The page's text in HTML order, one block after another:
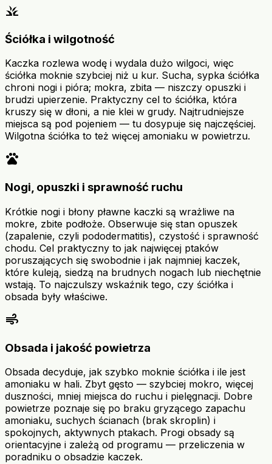
grass
Ściółka i wilgotność
Kaczka rozlewa wodę i wydala dużo wilgoci, więc
ściółka moknie szybciej niż u kur. Sucha, sypka ściółka
chroni nogi i pióra; mokra, zbita — niszczy opuszki i
brudzi upierzenie. Praktyczny cel to ściółka, która
kruszy się w dłoni, a nie klei w grudy. Najtrudniejsze
miejsca są pod pojeniem — tu dosypuje się najczęściej.
Wilgotna ściółka to też więcej amoniaku w powietrzu.
pets
Nogi, opuszki i sprawność ruchu
Krótkie nogi i błony pławne kaczki są wrażliwe na
mokre, zbite podłoże. Obserwuje się stan opuszek
(zapalenie, czyli pododermatitis), czystość i sprawność
chodu. Cel praktyczny to jak najwięcej ptaków
poruszających się swobodnie i jak najmniej kaczek,
które kuleją, siedzą na brudnych nogach lub niechętnie
wstają. To najczulszy wskaźnik tego, czy ściółka i
obsada były właściwe.
air
Obsada i jakość powietrza
Obsada decyduje, jak szybko moknie ściółka i ile jest
amoniaku w hali. Zbyt gęsto — szybciej mokro, więcej
duszności, mniej miejsca do ruchu i pielęgnacji. Dobre
powietrze poznaje się po braku gryzącego zapachu
amoniaku, suchych ścianach (brak skroplin) i
spokojnych, aktywnych ptakach. Progi obsady są
orientacyjne i zależą od programu — przeliczenia w
poradniku o obsadzie kaczek.